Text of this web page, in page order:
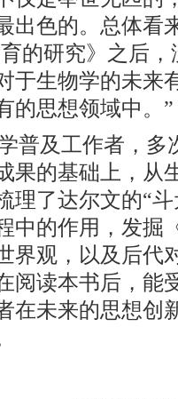
出色的。总体看
的研究》之后
于生物学的未来
的思想领域中。”
普及工作者，多
果的基础上，从
理了达尔文的“
中的作用，发掘
界观，以及后代
阅读本书后，能
在未来的思想创